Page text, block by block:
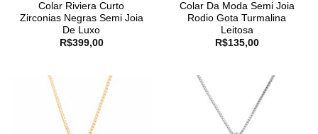
Colar Riviera Curto
Zirconias Negras Semi Joia
De Luxo
R$399,00
Colar Da Moda Semi Joia
Rodio Gota Turmalina
Leitosa
R$135,00